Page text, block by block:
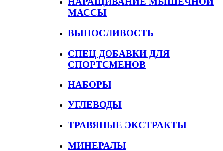
МАССЫ
ВЫНОСЛИВОСТЬ
СПЕЦ ДОБАВКИ ДЛЯ
СПОРТСМЕНОВ
НАБОРЫ
УГЛЕВОДЫ
ТРАВЯНЫЕ ЭКСТРАКТЫ
МИНЕРАЛЫ